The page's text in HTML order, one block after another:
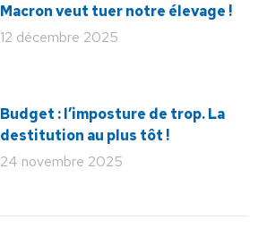
Macron veut tuer notre élevage !
12 décembre 2025
Budget : l’imposture de trop. La
destitution au plus tôt !
24 novembre 2025